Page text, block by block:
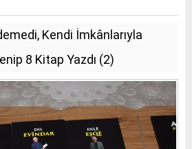
Kendi İmkânlarıyla
8 Kitap Yazdı (2)